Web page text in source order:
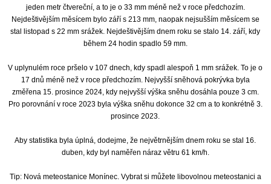
jeden metr čtvereční, a to je o 33 mm méně než v roce předchozím.
Nejdeštivějším měsícem bylo září s 213 mm, naopak nejsušším měsícem se
stal listopad s 22 mm srážek. Nejdeštivějším dnem roku se stalo 14. září, kdy
během 24 hodin spadlo 59 mm.
V uplynulém roce pršelo v 107 dnech, kdy spadl alespoň 1 mm srážek. To je o
17 dnů méně než v roce předchozím. Nejvyšší sněhová pokrývka byla
změřena 15. prosince 2024, kdy nejvyšší výška sněhu dosáhla pouze 3 cm.
Pro porovnání v roce 2023 byla výška sněhu dokonce 32 cm a to konkrétně 3.
prosince 2023.
Aby statistika byla úplná, dodejme, že největrnějším dnem roku se stal 16.
duben, kdy byl naměřen náraz větru 61 km/h.
Tip: Nová meteostanice Monínec. Vybrat si můžete libovolnou meteostanici a